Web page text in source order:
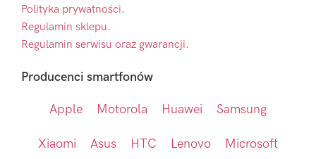
Polityka prywatności.
Regulamin sklepu.
Regulamin serwisu oraz gwarancji.
Producenci smartfonów
Apple Motorola Huawei Samsung
Xiaomi Asus HTC Lenovo Microsoft